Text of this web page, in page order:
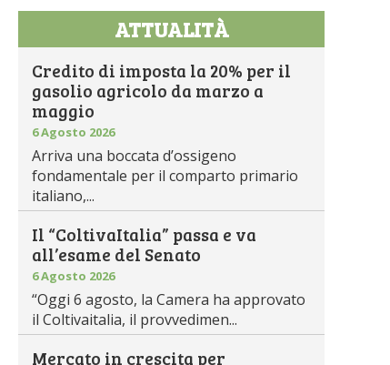
ATTUALITÀ
Credito di imposta la 20% per il
gasolio agricolo da marzo a
maggio
6 Agosto 2026
Arriva una boccata d’ossigeno
fondamentale per il comparto primario
italiano,...
Il “ColtivaItalia” passa e va
all’esame del Senato
6 Agosto 2026
“Oggi 6 agosto, la Camera ha approvato
il Coltivaitalia, il provvedimen...
Mercato in crescita per